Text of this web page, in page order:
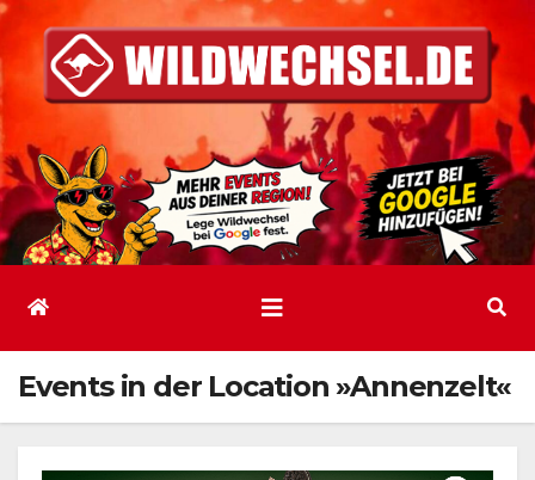
Inhalt
springen
Events in der Location »Annenzelt«